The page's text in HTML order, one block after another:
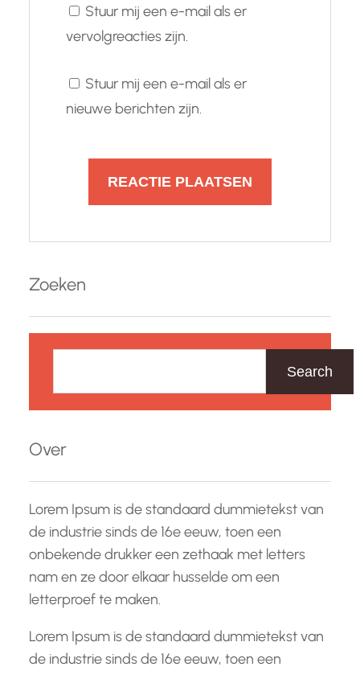
Stuur mij een e-mail als er
vervolgreacties zijn.
Stuur mij een e-mail als er
nieuwe berichten zijn.
Zoeken
k
n
Search
Over
Lorem Ipsum is de standaard dummietekst van
de industrie sinds de 16e eeuw, toen een
onbekende drukker een zethaak met letters
nam en ze door elkaar husselde om een
letterproef te maken.
Lorem Ipsum is de standaard dummietekst van
de industrie sinds de 16e eeuw, toen een